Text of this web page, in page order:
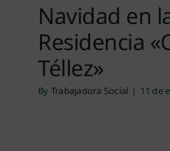
Navidad en
Residencia
Téllez»
By Trabajadora Social | 11 de